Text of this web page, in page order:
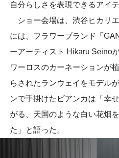
自分らしさを表現できるアイ
ショー会場は、渋谷ヒカリ
には、フラワーブランド「
ーアーティスト Hikaru Seino
ワーロスのカーネーションが
らされたランウェイをモデル
ンで手掛けたビアンカは「幸
がる、天国のような白い花畑
た」と語った。